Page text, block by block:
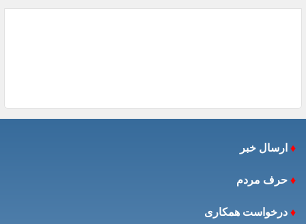
♦ ارسال خبر
♦ حرف مردم
♦ درخواست همکاری